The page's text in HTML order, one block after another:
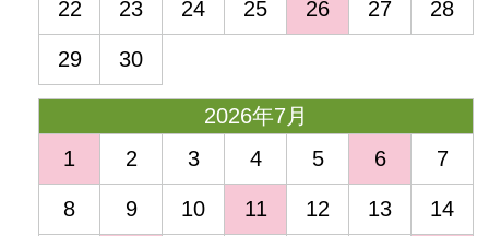
22 23 24 25 26 27 28
29 30
2026年7月
1
2 3 4 5 6 7
8 9 10 11 12 13 14